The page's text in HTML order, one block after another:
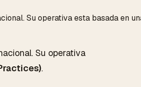
Su operativa esta basada en
Su operativa
.